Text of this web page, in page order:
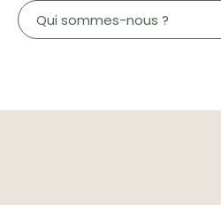
Qui sommes-nous ?